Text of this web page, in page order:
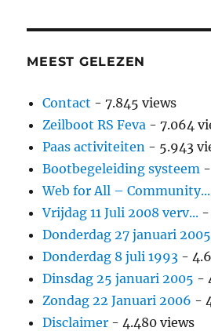
MEEST GELEZEN
Contact - 7.845 views
Zeilboot RS Feva - 7.064
Paas activiteiten - 5.943
Bootbegeleiding systeem
Web for All – Community...
Vrijdag 11 Juli 2008 verv... -
Donderdag 27 januari 2005
Donderdag 8 juli 1993 -
Dinsdag 25 januari 2005 -
Zondag 22 Januari 2006 -
Disclaimer - 4.480 views